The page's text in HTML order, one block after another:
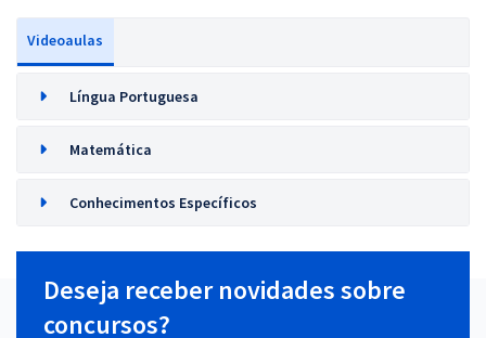
Videoaulas
Língua Portuguesa
Matemática
Conhecimentos Específicos
Deseja receber novidades sobre
concursos?